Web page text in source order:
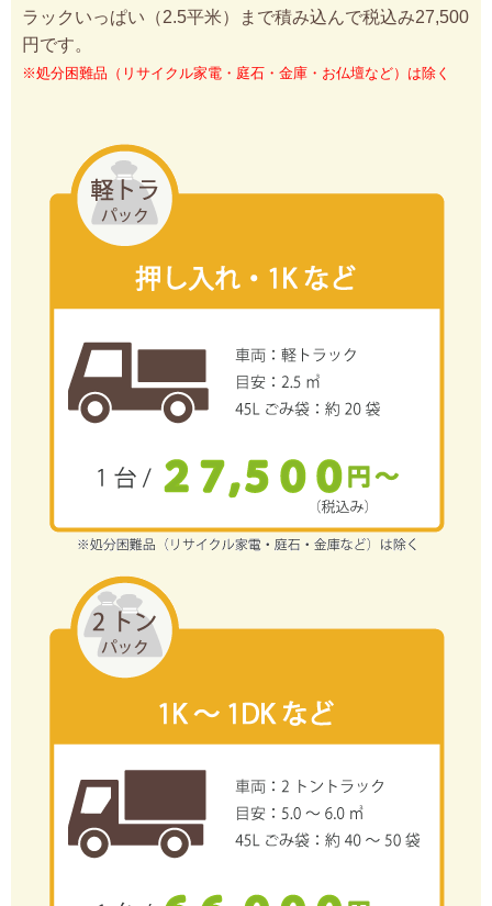
ラックいっぱい（2.5平米）まで積み込んで税込み27,500
円です。
※処分困難品（リサイクル家電・庭石・金庫・お仏壇など）は除く